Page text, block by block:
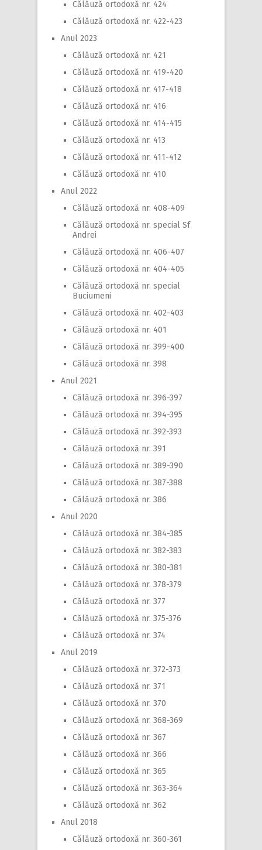
Călăuză ortodoxă nr. 424
Călăuză ortodoxă nr. 422-423
Anul 2023
Călăuză ortodoxă nr. 421
Călăuză ortodoxă nr. 419-420
Călăuză ortodoxă nr. 417-418
Călăuză ortodoxă nr. 416
Călăuză ortodoxă nr. 414-415
Călăuză ortodoxă nr. 413
Călăuză ortodoxă nr. 411-412
Călăuză ortodoxă nr. 410
Anul 2022
Călăuză ortodoxă nr. 408-409
Călăuză ortodoxă nr. special Sf
Andrei
Călăuză ortodoxă nr. 406-407
Călăuză ortodoxă nr. 404-405
Călăuză ortodoxă nr. special
Buciumeni
Călăuză ortodoxă nr. 402-403
Călăuză ortodoxă nr. 401
Călăuză ortodoxă nr. 399-400
Călăuză ortodoxă nr. 398
Anul 2021
Călăuză ortodoxă nr. 396-397
Călăuză ortodoxă nr. 394-395
Călăuză ortodoxă nr. 392-393
Călăuză ortodoxă nr. 391
Călăuză ortodoxă nr. 389-390
Călăuză ortodoxă nr. 387-388
Călăuză ortodoxă nr. 386
Anul 2020
Călăuză ortodoxă nr. 384-385
Călăuză ortodoxă nr. 382-383
Călăuză ortodoxă nr. 380-381
Călăuză ortodoxă nr. 378-379
Călăuză ortodoxă nr. 377
Călăuză ortodoxă nr. 375-376
Călăuză ortodoxă nr. 374
Anul 2019
Călăuză ortodoxă nr. 372-373
Călăuză ortodoxă nr. 371
Călăuză ortodoxă nr. 370
Călăuză ortodoxă nr. 368-369
Călăuză ortodoxă nr. 367
Călăuză ortodoxă nr. 366
Călăuză ortodoxă nr. 365
Călăuză ortodoxă nr. 363-364
Călăuză ortodoxă nr. 362
Anul 2018
Călăuză ortodoxă nr. 360-361